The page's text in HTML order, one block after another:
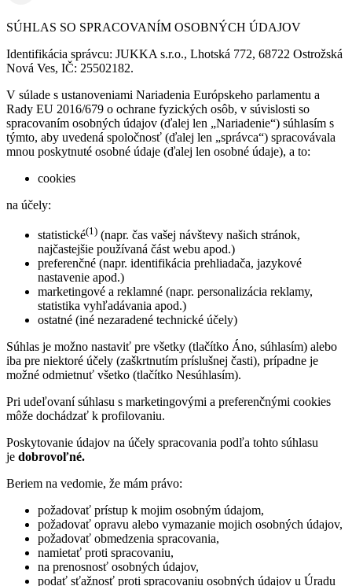
SÚHLAS SO SPRACOVANÍM OSOBNÝCH ÚDAJOV
Identifikácia správcu: JUKKA s.r.o., Lhotská 772, 68722 Ostrožská
Nová Ves, IČ: 25502182.
V súlade s ustanoveniami Nariadenia Európskeho parlamentu a
Rady EU 2016/679 o ochrane fyzických osôb, v súvislosti so
spracovaním osobných údajov (ďalej len „Nariadenie“) súhlasím s
týmto, aby uvedená spoločnosť (ďalej len „správca“) spracovávala
mnou poskytnuté osobné údaje (ďalej len osobné údaje), a to:
cookies
na účely:
statistické(1) (napr. čas vašej návštevy našich stránok,
najčastejšie používaná část webu apod.)
preferenčné (napr. identifikácia prehliadača, jazykové
nastavenie apod.)
marketingové a reklamné (napr. personalizácia reklamy,
statistika vyhľadávania apod.)
ostatné (iné nezaradené technické účely)
Súhlas je možno nastaviť pre všetky (tlačítko Áno, súhlasím) alebo
iba pre niektoré účely (zaškrtnutím príslušnej časti), prípadne je
možné odmietnuť všetko (tlačítko Nesúhlasím).
Pri udeľovaní súhlasu s marketingovými a preferenčnými cookies
môže dochádzať k profilovaniu.
Poskytovanie údajov na účely spracovania podľa tohto súhlasu
je dobrovoľné.
Beriem na vedomie, že mám právo:
požadovať prístup k mojim osobným údajom,
požadovať opravu alebo vymazanie mojich osobných údajov,
požadovať obmedzenia spracovania,
namietať proti spracovaniu,
na prenosnosť osobných údajov,
podať sťažnosť proti spracovaniu osobných údajov u Úradu